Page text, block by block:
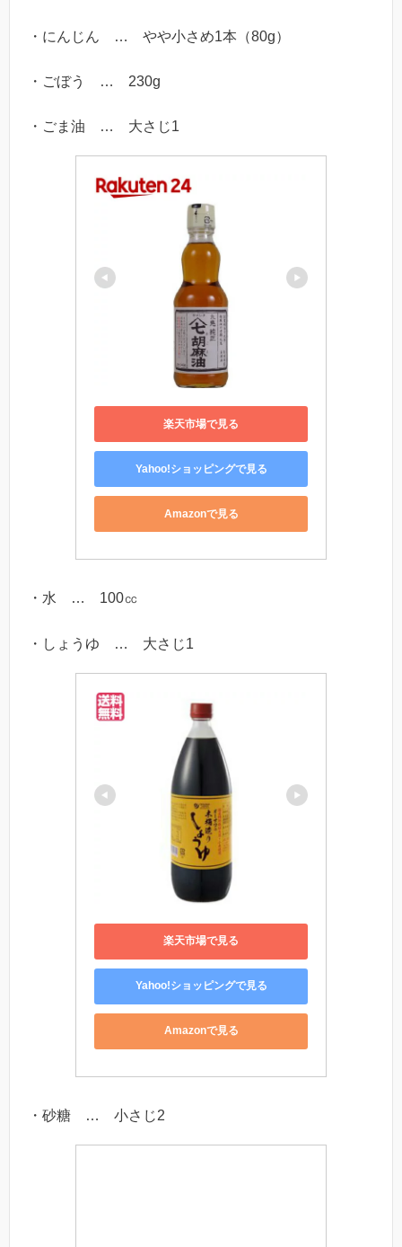
・にんじん … やや小さめ1本（80g）
・ごぼう … 230g
・ごま油 … 大さじ1
楽天市場で見る
Yahoo!ショッピングで見る
Amazonで見る
・水 … 100㏄
・しょうゆ … 大さじ1
楽天市場で見る
Yahoo!ショッピングで見る
Amazonで見る
・砂糖 … 小さじ2